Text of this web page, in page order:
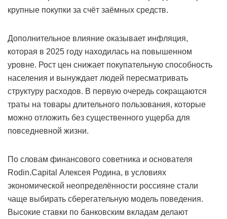
крупные покупки за счёт заёмных средств.
Дополнительное влияние оказывает инфляция,
которая в 2025 году находилась на повышенном
уровне. Рост цен снижает покупательную способность
населения и вынуждает людей пересматривать
структуру расходов. В первую очередь сокращаются
траты на товары длительного пользования, которые
можно отложить без существенного ущерба для
повседневной жизни.
По словам финансового советника и основателя
Rodin.Capital Алексея Родина, в условиях
экономической неопределённости россияне стали
чаще выбирать сберегательную модель поведения.
Высокие ставки по банковским вкладам делают